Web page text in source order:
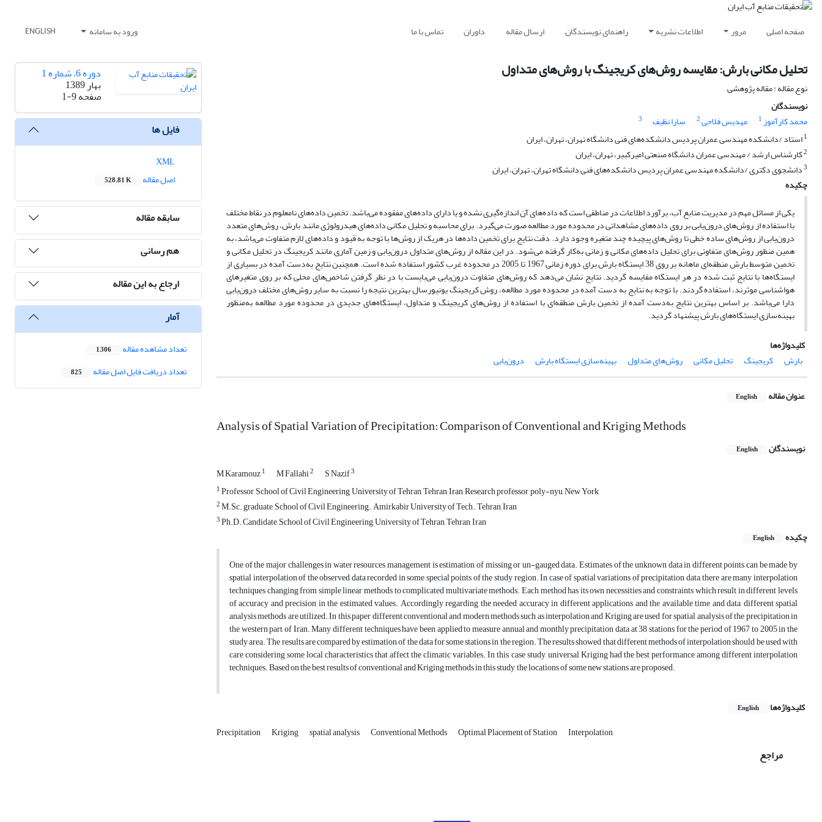
صفحه اصلی مرور اطلاعات نشریه راهنمای نویسندگان ارسال مقاله داوران تماس با ما ورود به سامانه ENGLISH
تحلیل مکانی بارش: مقایسه روش‌های کریجینگ با روش‌های متداول
نوع مقاله : مقاله پژوهشی
نویسندگان
محمد کارآموز1 مهدیس فلاحی2 سارا نظیف
3
1استاد /دانشکده مهندسی عمران پردیس دانشکده‌های فنی دانشگاه تهران، تهران، ایران
2کارشناس ارشد / مهندسی عمران دانشگاه صنعتی امیرکبیر، تهران، ایران
3دانشجوی دکتری /دانشکده مهندسی عمران پردیس دانشکده‌های فنی دانشگاه تهران، تهران، ایران
چکیده
یکی از مسائل مهم در مدیریت منابع آب، برآورد اطلاعات در مناطقی است که داده‌های آن اندازه‌گیری نشده و یا دارای داده‌های مفقوده می‌باشد. تخمین داده‌های نامعلوم در نقاط مختلف
با استفاده از روش‌های درون‌یابی بر روی داده‌های مشاهداتی در محدوده مورد مطالعه صورت می‌گیرد. برای محاسبه و تحلیل مکانی داده‌های هیدرولوژی مانند بارش، روش‌های متعدد
درون‌یابی از روش‌های ساده خطی تا روش‌های پیچیده چند متغیره وجود دارد. دقت نتایج برای تخمین داده‌ها در هریک از روش‌ها با توجه به قیود و داده‌‌های لازم متفاوت می‌باشد، به
همین منظور روش‌های متفاوتی برای تحلیل داده‌های مکانی و زمانی به‌کار گرفته می‌شود. در این مقاله از روش‌های متداول درون‌یابی و زمین آماری مانند کریجینگ در تحلیل مکانی و
تخمین متوسط بارش منطقه‌ای ماهانه بر روی 38 ایستگاه بارش برای دوره زمانی 1967 تا 2005 در محدوده غرب کشور استفاده شده است. همچنین نتایج به‌دست آمده در بسیاری از
ایستگاه‌ها با نتایج ثبت شده در هر ایستگاه مقایسه گردید. نتایج نشان می‌دهد که روش‌های متفاوت درون‌یابی می‌بایست با در نظر گرفتن شاخص‌های محلی که بر روی متغیرهای
هواشناسی موثرند، استفاده گردند. با توجه به نتایج به دست آمده در محدوده مورد مطالعه، روش کریجینگ یونیورسال بهترین نتیجه را نسبت به سایر روش‌های مختلف درون‌یابی
دارا می‌باشد. بر اساس بهترین نتایج به‌دست آمده از تخمین بارش منطقه‌ای با استفاده از روش‌های کریجینگ و متداول، ایستگاه‌های جدیدی در محدوده مورد مطالعه به‌منظور
بهینه‌سازی ایستگاه‌های بارش‌ پیشنهاد گردید.
کلیدواژه‌ها
بارش
کریجینگ تحلیل مکانی روش‌های متداول بهینه‌سازی ایستگاه‌ بارش درون‌یابی
عنوان مقاله English
Analysis of Spatial Variation of Precipitation: Comparison of Conventional and Kriging Methods
نویسندگان English
M Karamouz1 M Fallahi2 S Nazif3
1Professor, School of Civil Engineering, University of Tehran, Tehran, Iran, Research professor, poly-nyu, New York
2M.Sc. graduate, School of Civil Engineering., Amirkabir University of Tech., Tehran, Iran
3Ph.D. Candidate, School of Civil Engineering, University of Tehran, Tehran, Iran
چکیده
English
One of the major challenges in water resources management is estimation of missing or un-gauged data. Estimates of the unknown data in different points can be made by
spatial interpolation of the observed data recorded in some special points of the study region. In case of spatial variations of precipitation data, there are many interpolation
techniques changing from simple linear methods to complicated multivariate methods. Each method has its own necessities and constraints which result in different levels
of accuracy and precision in the estimated values. Accordingly regarding the needed accuracy in different applications and the available time and data, different spatial
analysis methods are utilized. In this paper different conventional and modern methods such as interpolation and Kriging are used for spatial analysis of the precipitation in
the western part of Iran. Many different techniques have been applied to measure annual and monthly precipitation data at 38 stations for the period of 1967 to 2005 in the
study area. The results are compared by estimation of the data for some stations in the region. The results showed that different methods of interpolation should be used with
care considering some local characteristics that affect the climatic variables. In this case study, universal Kriging had the best performance among different interpolation
techniques. Based on the best results of conventional and Kriging methods in this study, the locations of some new stations are proposed.
کلیدواژه‌ها English
Precipitation Kriging spatial analysis Conventional Methods Optimal Placement of Station Interpolation
مراجع
دوره 6، شماره 1
بهار 1389
صفحه1-9
فایل ها
اصل مقاله
528.81 K
سابقه مقاله
هم رسانی
ارجاع به این مقاله
آمار
تعداد مشاهده مقاله 1,306
تعداد دریافت فایل اصل مقاله 825